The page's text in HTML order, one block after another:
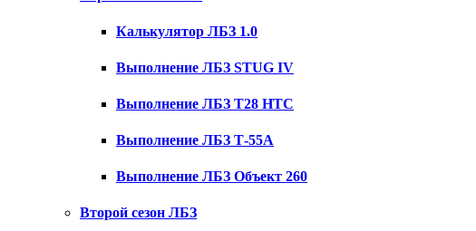
Калькулятор ЛБЗ 1.0
Выполнение ЛБЗ STUG IV
Выполнение ЛБЗ T28 HTC
Выполнение ЛБЗ Т-55А
Выполнение ЛБЗ Объект 260
Второй сезон ЛБЗ